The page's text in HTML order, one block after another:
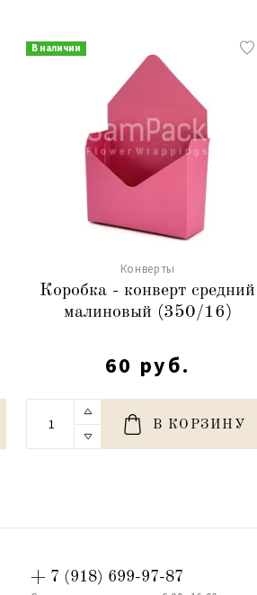
В наличии
Конверты
Коробка - конверт средний
малиновый (350/16)
60 руб.
В КОРЗИНУ
+ 7 (918) 699-97-87